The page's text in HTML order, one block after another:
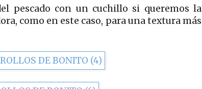
pescado con un cuchillo si queremos la
como en este caso, para una textura más